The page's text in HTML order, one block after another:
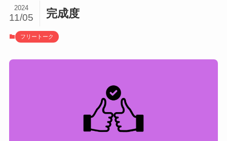
完成度
2024
11/05
フリートーク